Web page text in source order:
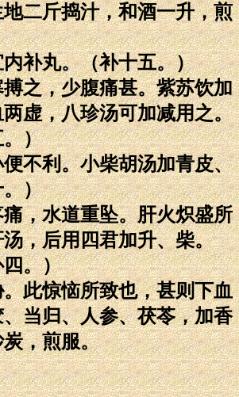
二斤捣汁，和酒一升，煎
补丸。（补十五。）
之，少腹痛甚。紫苏饮加
虚，八珍汤可加减用之。
）
不利。小柴胡汤加青皮、
）
，水道重坠。肝火炽盛所
，后用四君加升、柴。
。）
此惊恼所致也，甚则下血
当归、人参、茯苓，加香
，煎服。